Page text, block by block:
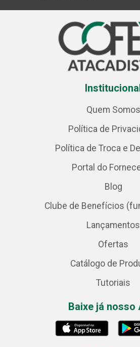
Quem Somos
Política de
Política de Troca e
Portal do
Blog
Clube de Benefícios
Lançamentos
Ofertas
Catálogo de
Tutoriais
Baixe já nosso